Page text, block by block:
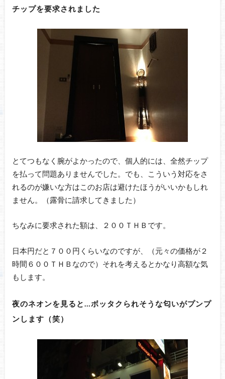
チップを要求されました
とてつもなく腕がよかったので、個人的には、全然チップ
を払って問題ありませんでした。でも、こういう対応をさ
れるのが嫌いな方はこのお店は避けたほうがいいかもしれ
ません。（露骨に請求してきました）
ちなみに要求された額は、２００ＴＨＢです。
日本円だと７００円くらいなのですが、（元々の価格が２
時間６００ＴＨＢなので）それを考えるとかなり高額な気
もします。
夜のネオンを見ると…ボッタクられそうな匂いがプンプ
ンします（笑）